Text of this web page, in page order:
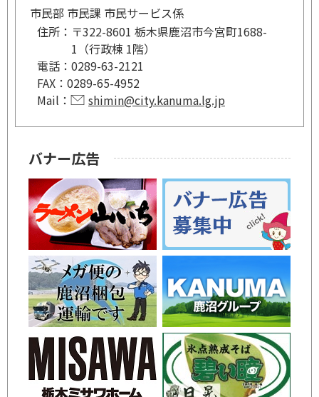
市民部 市民課 市民サービス係
住所： 〒322-8601 栃木県鹿沼市今宮町1688-
1（行政棟 1階）
電話： 0289-63-2121
FAX： 0289-65-4952
Mail：
shimin@city.kanuma.lg.jp
バナー広告